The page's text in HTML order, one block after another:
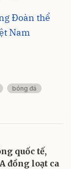
Đoàn thể
Nam
bóng đá
quốc tế,
đồng loạt ca